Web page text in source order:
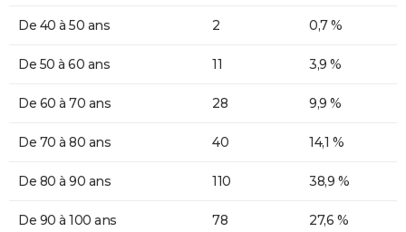
De 40 à 50 ans 2 0,7 %
De 50 à 60 ans 11 3,9 %
De 60 à 70 ans 28 9,9 %
De 70 à 80 ans 40 14,1 %
De 80 à 90 ans 110 38,9 %
De 90 à 100 ans 78 27,6 %